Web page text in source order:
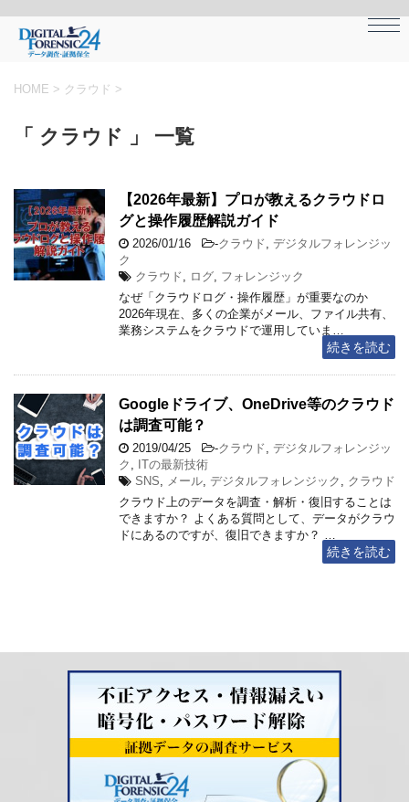
HOME > クラウド >
「 クラウド 」 一覧
【2026年最新】プロが教えるクラウドロ
グと操作履歴解説ガイド
2026/01/16 -クラウド デジタルフォレンジッ
ク
クラウド
ログ フォレンジック
なぜ「クラウドログ・操作履歴」が重要なのか
2026年現在、多くの企業がメール、ファイル共有、
業務システムをクラウドで運用していま…
続きを読む
Googleドライブ、OneDrive等のクラウド
は調査可能？
2019/04/25 -クラウド デジタルフォレンジッ
ク
ITの最新技術
SNS
メール デジタルフォレンジック
クラウド
クラウド上のデータを調査・解析・復旧することは
できますか？ よくある質問として、データがクラウ
ドにあるのですが、復旧できますか？ …
続きを読む